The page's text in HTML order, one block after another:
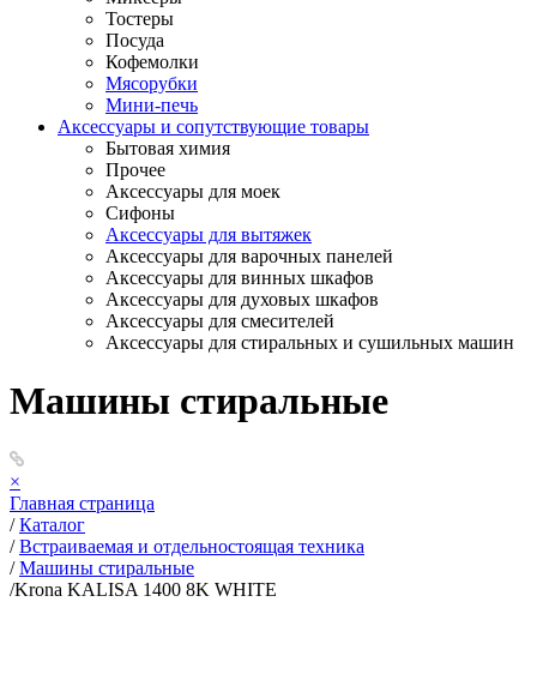
Тостеры
Посуда
Кофемолки
Мясорубки
Мини-печь
Аксессуары и сопутствующие товары
Бытовая химия
Прочее
Аксессуары для моек
Сифоны
Аксессуары для вытяжек
Аксессуары для варочных панелей
Аксессуары для винных шкафов
Аксессуары для духовых шкафов
Аксессуары для смесителей
Аксессуары для стиральных и сушильных машин
Машины стиральные
×
Главная страница
/ Каталог
/ Встраиваемая и отдельностоящая техника
/ Машины стиральные
/Krona KALISA 1400 8K WHITE